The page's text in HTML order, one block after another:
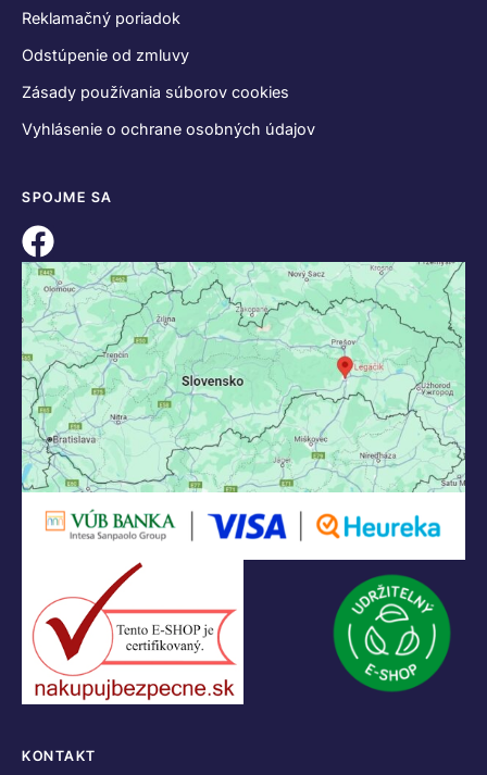
Reklamačný poriadok
Odstúpenie od zmluvy
Zásady používania súborov cookies
Vyhlásenie o ochrane osobných údajov
SPOJME SA
KONTAKT